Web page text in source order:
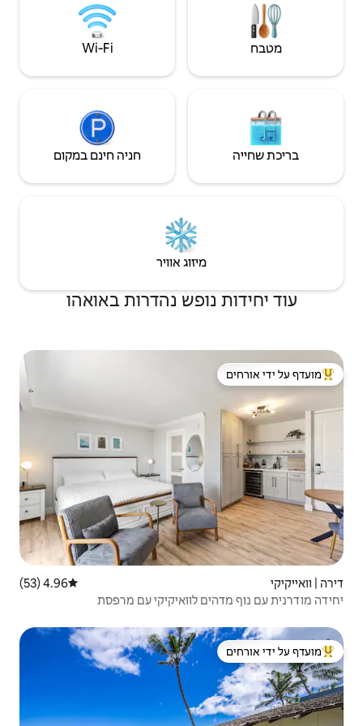
ממתינים לכם.
Wi‑Fi
חניה חינם במקום
נהדרות באואהו
ידי אורחים
עם מרפסת
ידי אורחים